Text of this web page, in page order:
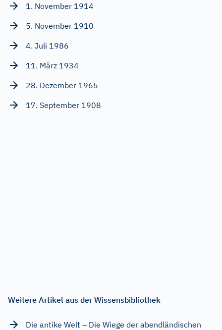
1. November 1914
5. November 1910
4. Juli 1986
11. März 1934
28. Dezember 1965
17. September 1908
Weitere Artikel aus der Wissensbibliothek
Die antike Welt – Die Wiege der abendländischen